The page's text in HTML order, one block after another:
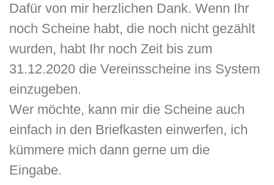
Dafür von mir herzlichen Dank. Wenn Ihr
noch Scheine habt, die noch nicht gezählt
wurden, habt Ihr noch Zeit bis zum
31.12.2020 die Vereinsscheine ins System
einzugeben.
Wer möchte, kann mir die Scheine auch
einfach in den Briefkasten einwerfen, ich
kümmere mich dann gerne um die
Eingabe.